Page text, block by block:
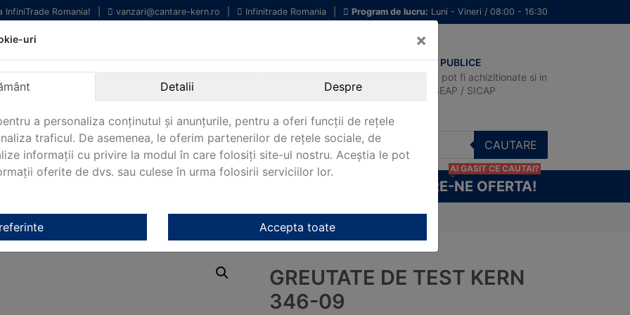
InfiniTrade Romania! vanzari@cantare-kern.ro Infinitrade Romania Program de lucru: Luni - Vineri / 08:00 - 16:30
profesionale
laborator.
Internationala.
Oriunde in Romania.
ACHIZITII PUBLICE
Produsele pot fi achizitionate si in
sistemul SEAP / SICAP
CAUTARE
CERE-NE OFERTA!
AI GASIT CE CAUTAI?
Kern/OIML M1 Kern/ Greutate de test KERN 346-09
GREUTATE DE TEST KERN
346-09
uri ×
Detalii Despre
a personaliza conținutul și anunțurile, pentru a oferi funcții de rețele
traficul. De asemenea, le oferim partenerilor de rețele sociale, de
informații cu privire la modul în care folosiți site-ul nostru. Aceștia le pot
oferite de dvs. sau culese în urma folosirii serviciilor lor.
Accepta toate